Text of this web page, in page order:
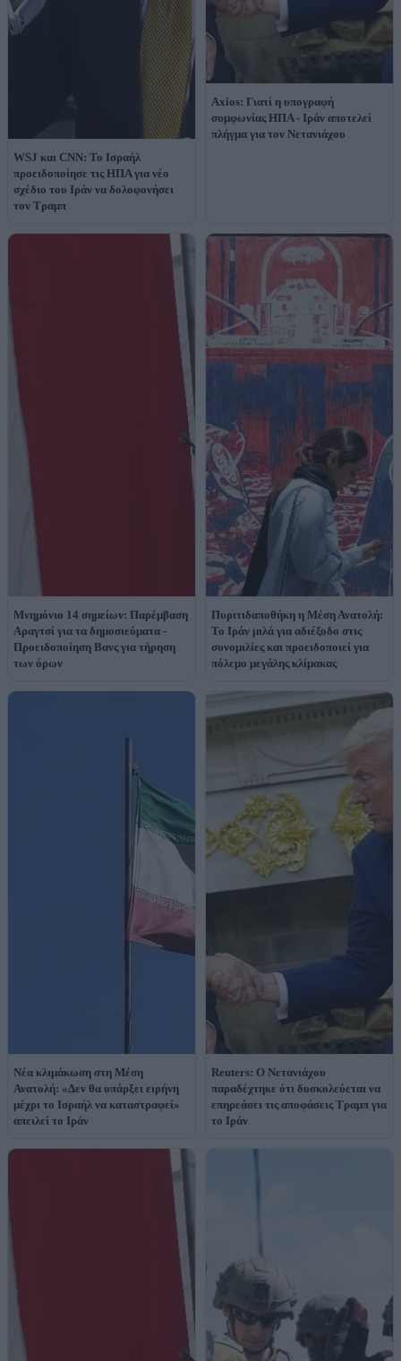
WSJ και CNN: Το Ισραήλ
προειδοποίησε τις ΗΠΑ για νέο
σχέδιο του Ιράν να δολοφονήσει
τον Τραμπ
Axios: Γιατί η υπογραφή
συμφωνίας ΗΠΑ - Ιράν αποτελεί
πλήγμα για τον Νετανιάχου
Μνημόνιο 14 σημείων: Παρέμβαση
Αραγτσί για τα δημοσιεύματα -
Προειδοποίηση Βανς για τήρηση
των όρων
Πυριτιδαποθήκη η Μέση Ανατολή:
Το Ιράν μιλά για αδιέξοδο στις
συνομιλίες και προειδοποιεί για
πόλεμο μεγάλης κλίμακας
Νέα κλιμάκωση στη Μέση
Ανατολή: «Δεν θα υπάρξει ειρήνη
μέχρι το Ισραήλ να καταστραφεί»
απειλεί το Ιράν
Reuters: Ο Νετανιάχου
παραδέχτηκε ότι δυσκολεύεται να
επηρεάσει τις αποφάσεις Τραμπ για
το Ιράν